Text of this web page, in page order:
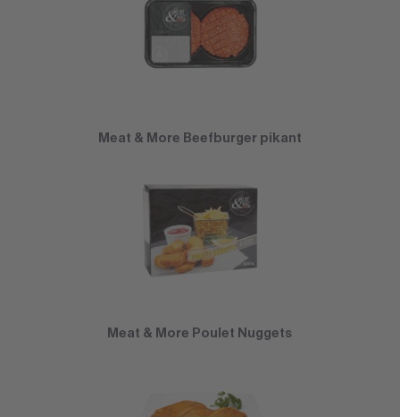
Meat & More Beefburger pikant
Meat & More Poulet Nuggets